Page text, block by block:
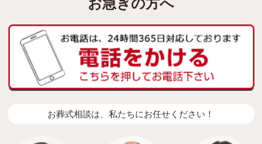
お急ぎの方へ
お葬式相談は、私たちにお任せください！